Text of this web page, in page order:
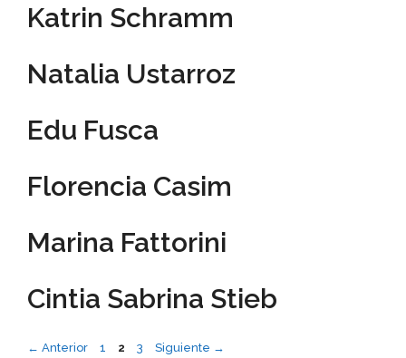
Katrin Schramm
Natalia Ustarroz
Edu Fusca
Florencia Casim
Marina Fattorini
Cintia Sabrina Stieb
← Anterior 1 2 3 Siguiente →